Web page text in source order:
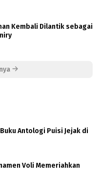
Kembali Dilantik sebagai
Antologi Puisi Jejak di
Voli Memeriahkan